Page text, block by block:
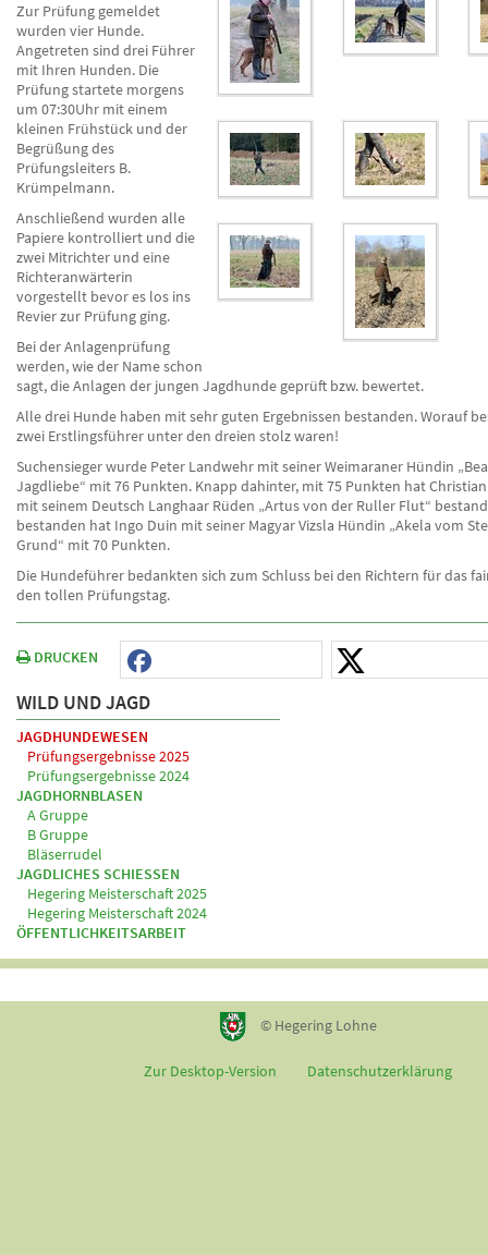
Zur Prüfung gemeldet
wurden vier Hunde.
Angetreten sind drei Führer
mit Ihren Hunden. Die
Prüfung startete morgens
um 07:30Uhr mit einem
kleinen Frühstück und der
Begrüßung des
Prüfungsleiters B.
Krümpelmann.
Anschließend wurden alle
Papiere kontrolliert und die
zwei Mitrichter und eine
Richteranwärterin
vorgestellt bevor es los ins
Revier zur Prüfung ging.
Bei der Anlagenprüfung
werden, wie der Name schon
sagt, die Anlagen der jungen Jagdhunde geprüft bzw. bewertet.
Alle drei Hunde haben mit sehr guten Ergebnissen bestanden. Worauf
zwei Erstlingsführer unter den dreien stolz waren!
Suchensieger wurde Peter Landwehr mit seiner Weimaraner Hündin
Jagdliebe“ mit 76 Punkten. Knapp dahinter, mit 75 Punkten hat
mit seinem Deutsch Langhaar Rüden „Artus von der Ruller Flut“
bestanden hat Ingo Duin mit seiner Magyar Vizsla Hündin „Akela vom
Grund“ mit 70 Punkten.
Die Hundeführer bedankten sich zum Schluss bei den Richtern für das
den tollen Prüfungstag.
DRUCKEN
WILD UND JAGD
JAGDHUNDEWESEN
Prüfungsergebnisse 2025
Prüfungsergebnisse 2024
JAGDHORNBLASEN
A Gruppe
B Gruppe
Bläserrudel
JAGDLICHES SCHIESSEN
Hegering Meisterschaft 2025
Hegering Meisterschaft 2024
ÖFFENTLICHKEITSARBEIT
© Hegering Lohne
Zur Desktop-Version Datenschutzerklärung